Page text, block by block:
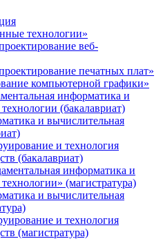
технологии»
веб-
печатных плат»
компьютерной графики»
информатика и
(бакалавриат)
и вычислительная
и технология
(бакалавриат)
информатика и
(магистратура)
и вычислительная
и технология
(магистратура)